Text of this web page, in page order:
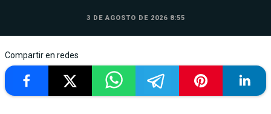
3 DE AGOSTO DE 2026 8:55
Compartir en redes